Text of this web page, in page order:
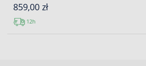
859,00 zł
12h